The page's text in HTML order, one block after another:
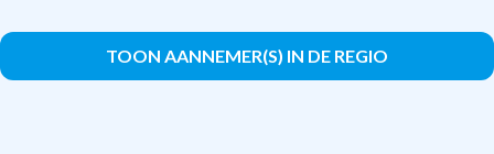
TOON AANNEMER(S) IN DE REGIO